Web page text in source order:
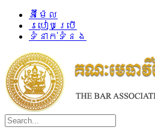
អ៊ីម៉ែល
របៀបប្រើ
ទំនាក់ទំនង